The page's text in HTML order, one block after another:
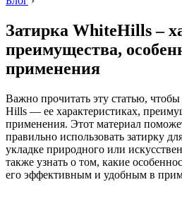
Затирка WhiteHills –
преимущества,
применения
Важно прочитать эту статью, чтобы
Hills — ее характеристиках,
применения. Этот материал
правильно использовать затирку
укладке природного или
также узнать о том, какие
его эффективным и удобным в